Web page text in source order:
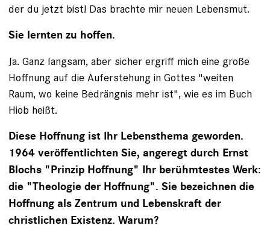
der du jetzt bist! Das brachte mir neuen Lebensmut.
Sie lernten zu hoffen.
Ja. Ganz langsam, aber sicher ergriff mich eine große
Hoffnung auf die Auferstehung in Gottes "weiten
Raum, wo keine Bedrängnis mehr ist", wie es im Buch
Hiob heißt.
Diese Hoffnung ist Ihr Lebensthema geworden.
1964 veröffentlichten Sie, angeregt durch Ernst
Blochs "Prinzip Hoffnung" Ihr berühmtestes Werk:
die "Theologie der Hoffnung". Sie bezeichnen die
Hoffnung als Zentrum und Lebenskraft der
christlichen Existenz. Warum?